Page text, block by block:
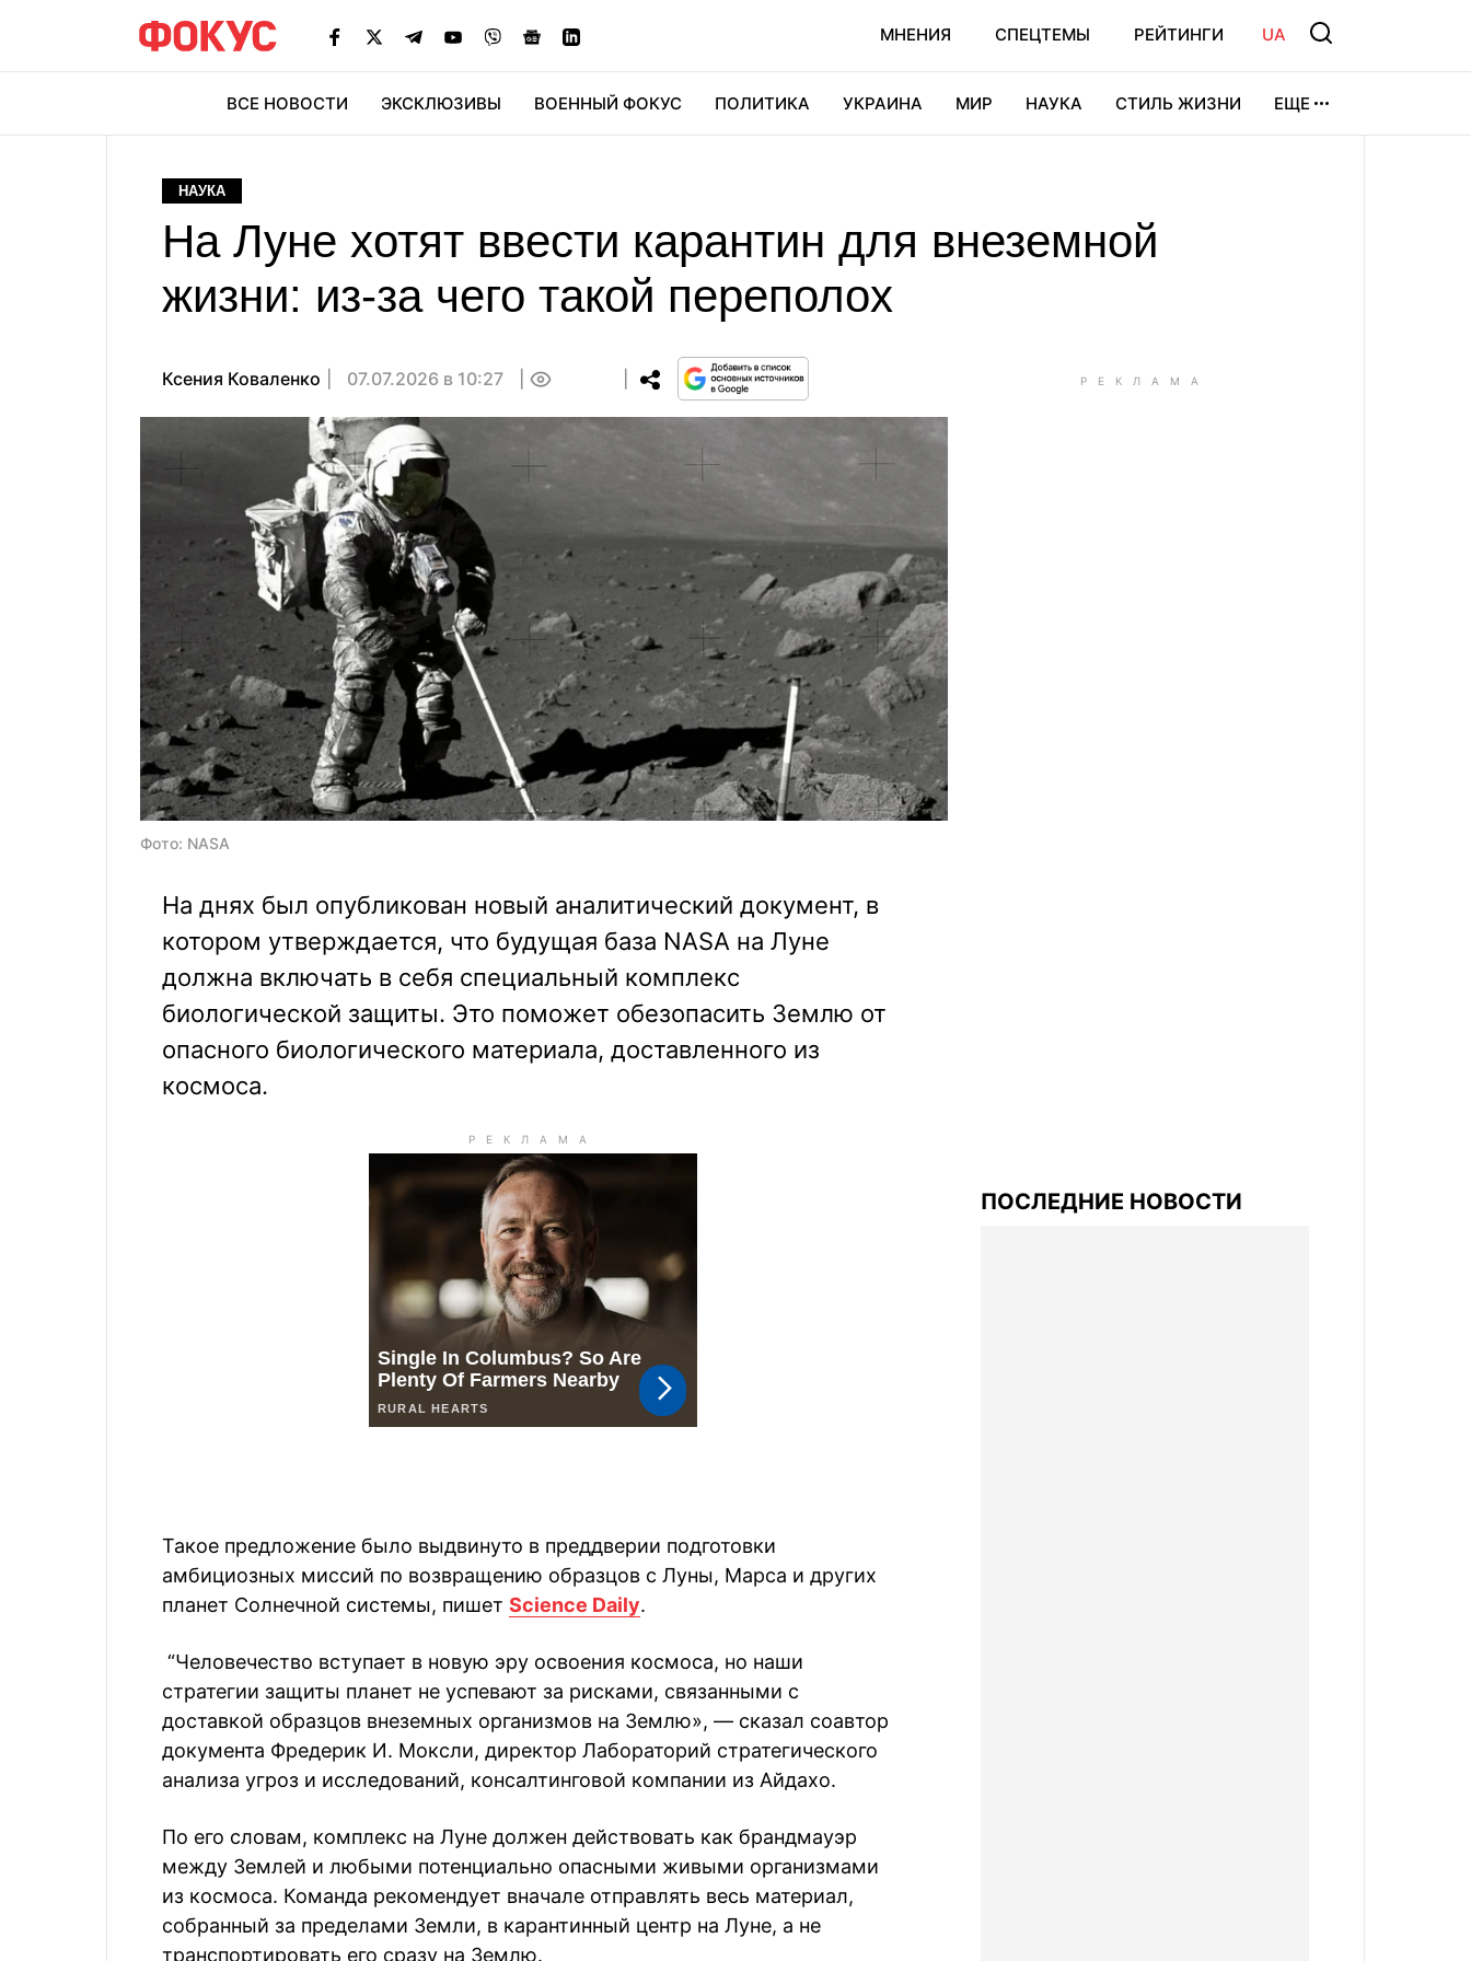
МНЕНИЯ СПЕЦТЕМЫ РЕЙТИНГИ UA
ВСЕ НОВОСТИ ЭКСКЛЮЗИВЫ ВОЕННЫЙ ФОКУС ПОЛИТИКА УКРАИНА МИР НАУКА СТИЛЬ ЖИЗНИ ЕЩЕ
НАУКА
На Луне хотят ввести карантин для внеземной
жизни: из-за чего такой переполох
Ксения Коваленко 07.07.2026 в 10:27
Фото: NASA
На днях был опубликован новый аналитический документ, в
котором утверждается, что будущая база NASA на Луне
должна включать в себя специальный комплекс
биологической защиты. Это поможет обезопасить Землю от
опасного биологического материала, доставленного из
космоса.
Такое предложение было выдвинуто в преддверии подготовки
амбициозных миссий по возвращению образцов с Луны, Марса и других
планет Солнечной системы, пишет Science Daily.
“Человечество вступает в новую эру освоения космоса, но наши
стратегии защиты планет не успевают за рисками, связанными с
доставкой образцов внеземных организмов на Землю», — сказал соавтор
документа Фредерик И. Моксли, директор Лабораторий стратегического
анализа угроз и исследований, консалтинговой компании из Айдахо.
По его словам, комплекс на Луне должен действовать как брандмауэр
между Землей и любыми потенциально опасными живыми организмами
из космоса. Команда рекомендует вначале отправлять весь материал,
собранный за пределами Земли, в карантинный центр на Луне, а не
транспортировать его сразу на Землю.
ПОСЛЕДНИЕ НОВОСТИ